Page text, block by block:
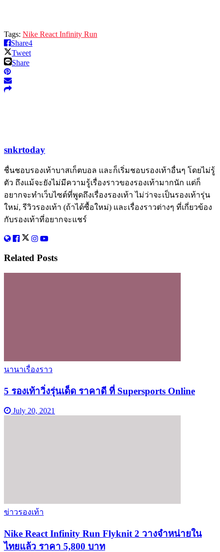
Tags: Nike React Infinity Run
Share4
Tweet
Share
snkrtoday
ชื่นชอบรองเท้าบาสเก็ตบอล และก็เริ่มชอบรองเท้าอื่นๆ โดยไม่รู้
ตัว ถึงแม้จะยังไม่มีความรู้เรื่องราวของรองเท้ามากนัก แต่ก็
อยากจะทำเว็บไซต์ที่พูดถึงเรื่องรองเท้า ไม่ว่าจะเป็นรองเท้ารุ่น
ใหม่, รีวิวรองเท้า (ถ้าได้ซื้อใหม่) และเรื่องราวต่างๆ ที่เกี่ยวข้อง
กับรองเท้าที่อยากจะแชร์
Related Posts
นานาเรื่องราว
5 รองเท้าวิ่งรุ่นเด็ด ราคาดี ที่ Supersports Online
July 20, 2021
ข่าวรองเท้า
Nike React Infinity Run Flyknit 2 วางจำหน่ายใน
ไทยแล้ว ราคา 5,800 บาท